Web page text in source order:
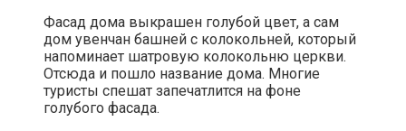
Фасад дома выкрашен голубой цвет, а сам
дом увенчан башней с колокольней, который
напоминает шатровую колокольню церкви.
Отсюда и пошло название дома. Многие
туристы спешат запечатлится на фоне
голубого фасада.